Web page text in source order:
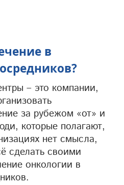
в
– это компании,
за рубежом «от» и
которые полагают,
нет смысла,
сделать своими
онкологии в